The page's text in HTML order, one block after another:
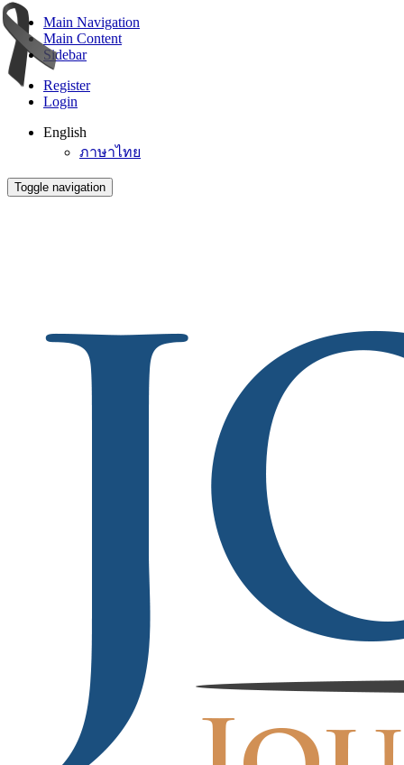
Main Navigation
Main Content
Sidebar
Register
Login
English
ภาษาไทย
Toggle navigation